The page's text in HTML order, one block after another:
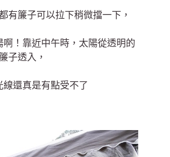
有簾子可以拉下稍微擋一下，
！靠近中午時，太陽從透明的
子透入，
線還真是有點受不了